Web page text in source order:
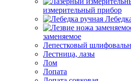
измерительный прибор
заменяемое
Лепестковый
Лестница, лазы
Лом
Лопата